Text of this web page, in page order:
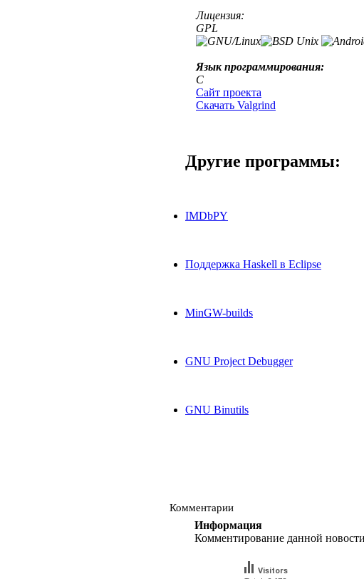
Лицензия:
GPL
Язык программирования:
C
Сайт проекта
Скачать Valgrind
Другие программы:
IMDbPY
Поддержка Haskell в Eclipse
MinGW-builds
GNU Project Debugger
GNU Binutils
Комментарии
Информация
Комментирование данной
Visitors